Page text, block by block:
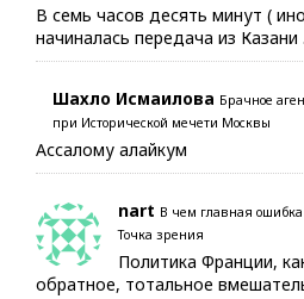
В семь часов десять минут (
начиналась передача из
Шахло Исмаилова Брачное
при Исторической мечети Москвы
Ассалому алайкум
nart В чем главная
Точка зрения
Политика Франции,
обратное, тотальное